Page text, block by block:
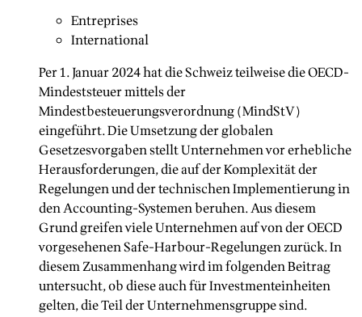
Entreprises
International
Per 1. Januar 2024 hat die Schweiz teilweise die OECD-
Mindeststeuer mittels der
Mindestbesteuerungsverordnung (MindStV)
eingeführt. Die Umsetzung der globalen
Gesetzesvorgaben stellt Unternehmen vor erhebliche
Herausforderungen, die auf der Komplexität der
Regelungen und der technischen Implementierung in
den Accounting-Systemen beruhen. Aus diesem
Grund greifen viele Unternehmen auf von der OECD
vorgesehenen Safe-Harbour-Regelungen zurück. In
diesem Zusammenhang wird im folgenden Beitrag
untersucht, ob diese auch für Investmenteinheiten
gelten, die Teil der Unternehmensgruppe sind.